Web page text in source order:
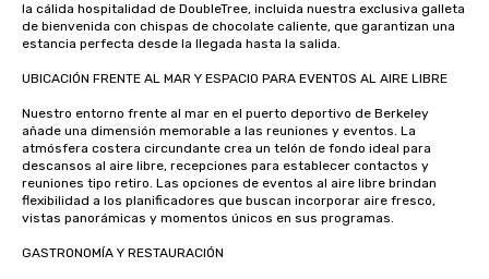
la cálida hospitalidad de DoubleTree, incluida nuestra exclusiva galleta
de bienvenida con chispas de chocolate caliente, que garantizan una
estancia perfecta desde la llegada hasta la salida.
UBICACIÓN FRENTE AL MAR Y ESPACIO PARA EVENTOS AL AIRE LIBRE
Nuestro entorno frente al mar en el puerto deportivo de Berkeley
añade una dimensión memorable a las reuniones y eventos. La
atmósfera costera circundante crea un telón de fondo ideal para
descansos al aire libre, recepciones para establecer contactos y
reuniones tipo retiro. Las opciones de eventos al aire libre brindan
flexibilidad a los planificadores que buscan incorporar aire fresco,
vistas panorámicas y momentos únicos en sus programas.
GASTRONOMÍA Y RESTAURACIÓN